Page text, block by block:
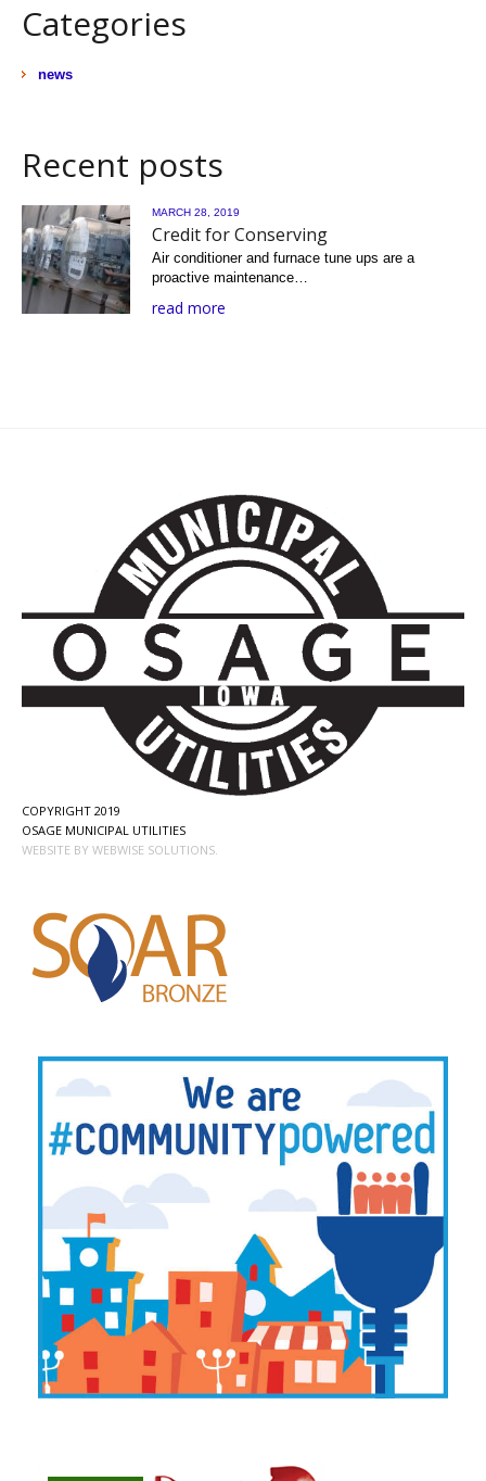
Categories
news
Recent posts
MARCH 28, 2019
Credit for Conserving
Air conditioner and furnace tune ups are a
proactive maintenance…
read more
COPYRIGHT 2019
OSAGE MUNICIPAL UTILITIES
WEBSITE BY WEBWISE SOLUTIONS.